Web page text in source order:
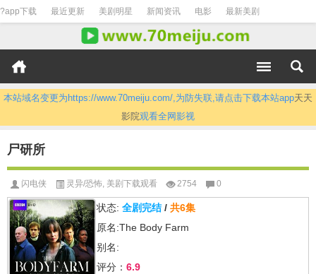
?app下载 最近更新 美剧明星 新闻资讯 电影 最新美剧
本站域名变更为https://www.70meiju.com/,为防失联,请点击下载本站app天天
影院观看全网影视
尸研所
闪电侠 灵异/恐怖, 美剧下载观看 2754 0
状态: 全剧完结/ 共6集
原名:The Body Farm
别名:
评分： 6.9